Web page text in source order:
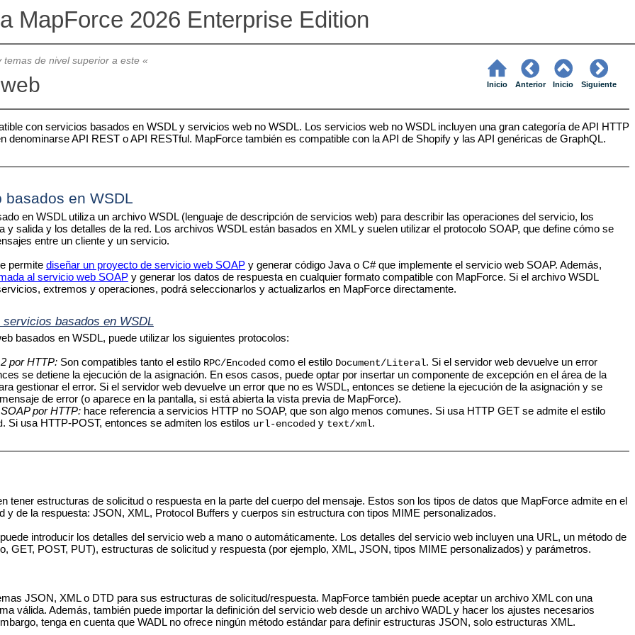
MapForce 2026 Enterprise Edition
temas de nivel superior a este «
Inicio Anterior Inicio Siguiente
con servicios basados en WSDL y servicios web no WSDL. Los servicios web no WSDL incluyen una gran categoría de API HTTP
denominarse API REST o API RESTful. MapForce también es compatible con la API de Shopify y las API genéricas de GraphQL.
basados en WSDL
en WSDL utiliza un archivo WSDL (lenguaje de descripción de servicios web) para describir las operaciones del servicio, los
y salida y los detalles de la red. Los archivos WSDL están basados en XML y suelen utilizar el protocolo SOAP, que define cómo se
entre un cliente y un servicio.
permite diseñar un proyecto de servicio web SOAPy generar código Java o C# que implemente el servicio web SOAP. Además,
al servicio web SOAPy generar los datos de respuesta en cualquier formato compatible con MapForce. Si el archivo WSDL
extremos y operaciones, podrá seleccionarlos y actualizarlos en MapForce directamente.
basados en WSDL
basados en WSDL, puede utilizar los siguientes protocolos:
por HTTP:Son compatibles tanto el estilo RPC/Encodedcomo el estilo Document/Literal. Si el servidor web devuelve un error
se detiene la ejecución de la asignación. En esos casos, puede optar por insertar un componente de excepción en el área de la
gestionar el error. Si el servidor web devuelve un error que no es WSDL, entonces se detiene la ejecución de la asignación y se
de error (o aparece en la pantalla, si está abierta la vista previa de MapForce).
por HTTP:hace referencia a servicios HTTP no SOAP, que son algo menos comunes. Si usa HTTP GET se admite el estilo
. Si usa HTTP-POST, entonces se admiten los estilos url-encodedy text/xml.
tener estructuras de solicitud o respuesta en la parte del cuerpo del mensaje. Estos son los tipos de datos que MapForce admite en el
y de la respuesta: JSON, XML, Protocol Buffers y cuerpos sin estructura con tipos MIME personalizados.
introducir los detalles del servicio web a mano o automáticamente. Los detalles del servicio web incluyen una URL, un método de
GET, POST, PUT), estructuras de solicitud y respuesta (por ejemplo, XML, JSON, tipos MIME personalizados) y parámetros.
JSON, XML o DTD para sus estructuras de solicitud/respuesta. MapForce también puede aceptar un archivo XML con una
válida. Además, también puede importar la definición del servicio web desde un archivo WADL y hacer los ajustes necesarios
tenga en cuenta que WADL no ofrece ningún método estándar para definir estructuras JSON, solo estructuras XML.